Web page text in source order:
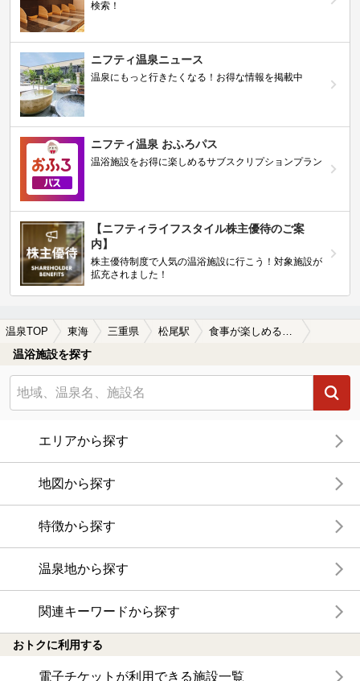
検索！
ニフティ温泉ニュース
温泉にもっと行きたくなる！お得な情報を掲載中
ニフティ温泉 おふろパス
温浴施設をお得に楽しめるサブスクリプションプラン
【ニフティライフスタイル株主優待のご案
内】
株主優待制度で人気の温浴施設に行こう！対象施設が
拡充されました！
温泉TOP 東海 三重県 松尾駅 食事が楽しめる松尾駅近くの温泉、日帰り温泉、スーパー銭湯おすすめ
温浴施設を探す
エリアから探す
地図から探す
特徴から探す
温泉地から探す
関連キーワードから探す
おトクに利用する
電子チケットが利用できる施設一覧